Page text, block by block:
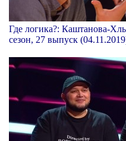
Где логика?: Каштанова-
сезон, 27 выпуск